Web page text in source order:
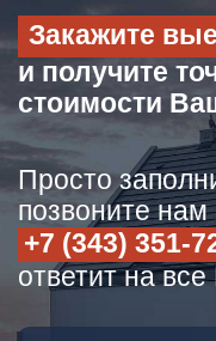
Закажите
и получите
стоимости
Просто
позвоните
+7 (343) 351-
ответит на